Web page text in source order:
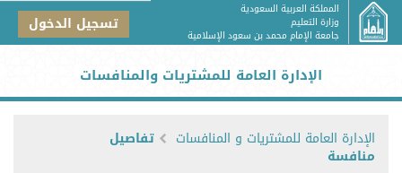
المملكة العربية السعودية
وزارة التعليم
جامعة الإمام محمد بن سعود الإسلامية تسجيل الدخول
الإدارة العامة للمشتريات والمنافسات
الإدارة العامة للمشتريات و المنافسات تفاصيل
منافسة